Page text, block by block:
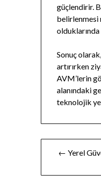
güçlendirir.
belirlenmesi
Sonuç
artırırken
AVM’lerin
alanındaki
teknolojik
Yazı← Yerel